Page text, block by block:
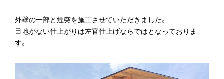
外壁の一部と煙突を施工させていただきました。
目地がない仕上がりは左官仕上げならではとなっておりま
す。